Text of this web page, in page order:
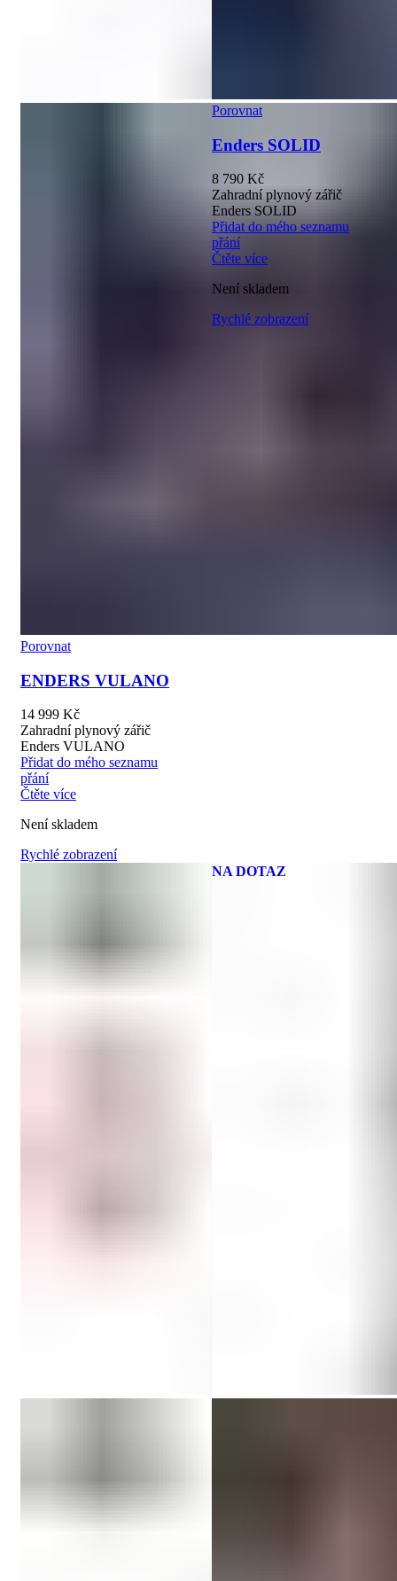
Porovnat
ENDERS VULANO
14 999 Kč
Zahradní plynový zářič
Enders VULANO
Přidat do mého seznamu
přání
Čtěte více
Není skladem
Rychlé zobrazení
Porovnat
Enders SOLID
8 790 Kč
Zahradní plynový zářič
Enders SOLID
Přidat do mého seznamu
přání
Čtěte více
Není skladem
Rychlé zobrazení
NA DOTAZ